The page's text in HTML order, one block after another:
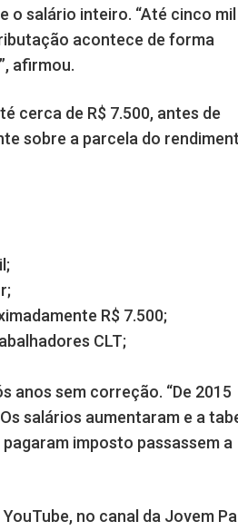
o salário inteiro. “Até cinco mil
acontece de forma
afirmou.
cerca de R$ 7.500, antes de
sobre a parcela do
R$ 7.500;
CLT;
anos sem correção. “De 2015
salários aumentaram e a
imposto passassem a
no canal da Jovem